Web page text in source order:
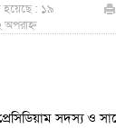
হয়েছে : ১৯
সদস্য ও